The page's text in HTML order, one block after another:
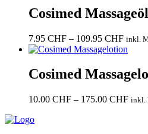
89.95
Cosimed
7.95 CHF – 109.95 CHF
7.95
inkl.
Cosimed
10.00 CHF – 175.00 CHF inkl.